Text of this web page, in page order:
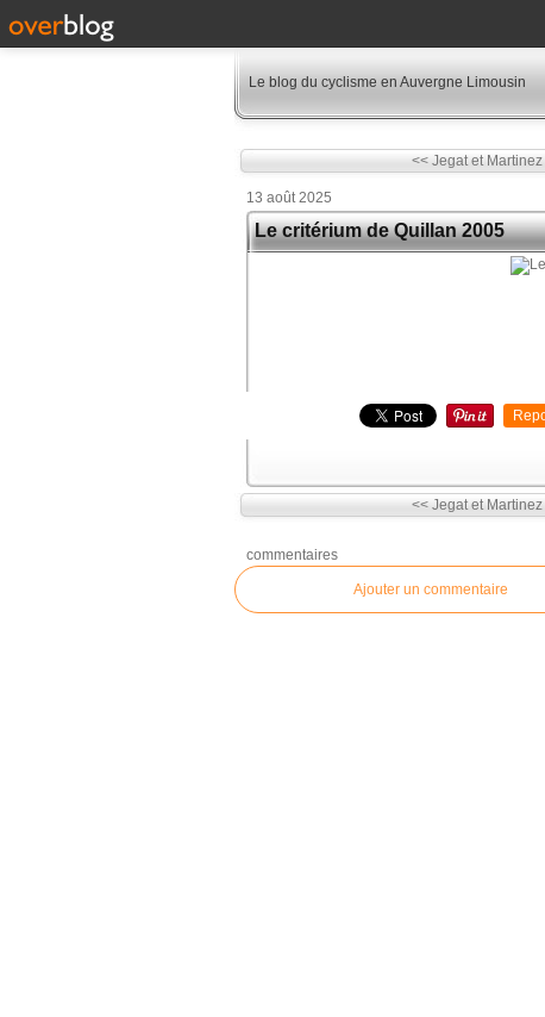
Le blog du cyclisme en Auvergne Limousin
<< Jegat et
13 août 2025
Le critérium de Quillan 2005
<< Jegat et
commentaires
Ajouter un commentaire